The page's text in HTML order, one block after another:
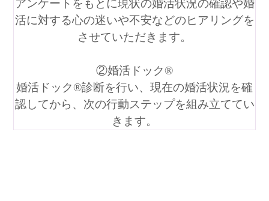
アンケートをもとに現状の婚活状況の確認や婚
活に対する心の迷いや不安などのヒアリングを
させていただきます。
②婚活ドック®
婚活ドック®診断を行い、現在の婚活状況を確
認してから、次の行動ステップを組み立ててい
きます。